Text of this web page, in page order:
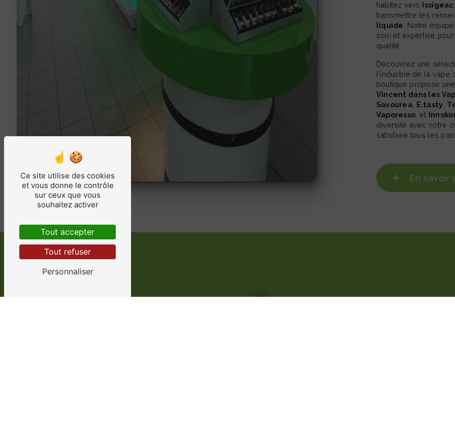
habitez vers Issigeac
transmettre les
liquide . Notre
soin et expertise
qualité.
Découvrez une sélection exclusive des meilleures marques de
l'industrie de la vape
boutique propose
Vincent dans les
Savourea E.tasty
Vaporesso , et Innokin
diversité avec notre
satisfaire tous les
En savoir
Adresse Téléphone
Ce site utilise des cookies
et vous donne le contrôle
sur ceux que vous
souhaitez activer
Tout accepter
Tout refuser
Personnaliser